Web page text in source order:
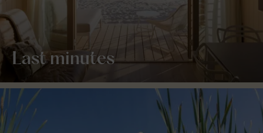
Last minutes